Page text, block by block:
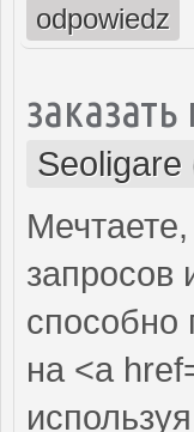
odpowiedz
Seoligare
запросов
способно
на <a